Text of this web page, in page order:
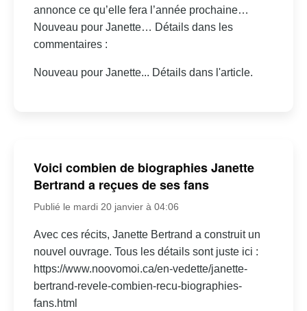
annonce ce qu’elle fera l’année prochaine…
Nouveau pour Janette… Détails dans les
commentaires :
Nouveau pour Janette... Détails dans l'article.
Voici combien de biographies Janette
Bertrand a reçues de ses fans
Publié le mardi 20 janvier à 04:06
Avec ces récits, Janette Bertrand a construit un
nouvel ouvrage. Tous les détails sont juste ici :
https://www.noovomoi.ca/en-vedette/janette-
bertrand-revele-combien-recu-biographies-
fans.html